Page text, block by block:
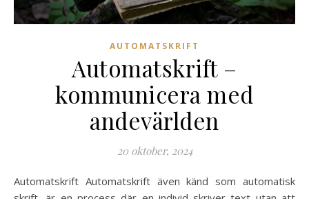
AUTOMATSKRIFT
Automatskrift –
kommunicera med
andevärlden
20 oktober, 2024
Automatskrift Automatskrift även känd som automatisk